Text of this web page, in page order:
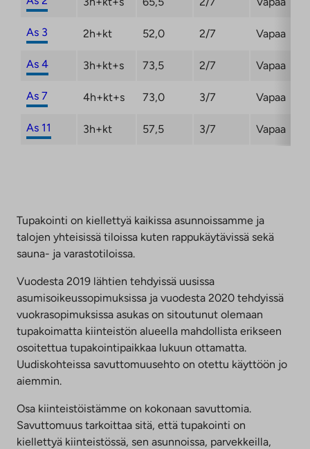
As 3 2h+kt 52,0 2/7 Vapaa
As 4 3h+kt+s 73,5 2/7 Vapaa
As 7 4h+kt+s 73,0 3/7 Vapaa
As 11 3h+kt 57,5 3/7 Vapaa
Tupakointi on kiellettyä kaikissa asunnoissamme ja
talojen yhteisissä tiloissa kuten rappukäytävissä sekä
sauna- ja varastotiloissa.
Vuodesta 2019 lähtien tehdyissä uusissa
asumisoikeussopimuksissa ja vuodesta 2020 tehdyissä
vuokrasopimuksissa asukas on sitoutunut olemaan
tupakoimatta kiinteistön alueella mahdollista erikseen
osoitettua tupakointipaikkaa lukuun ottamatta.
Uudiskohteissa savuttomuusehto on otettu käyttöön jo
aiemmin.
Osa kiinteistöistämme on kokonaan savuttomia.
Savuttomuus tarkoittaa sitä, että tupakointi on
kiellettyä kiinteistössä, sen asunnoissa, parvekkeilla,